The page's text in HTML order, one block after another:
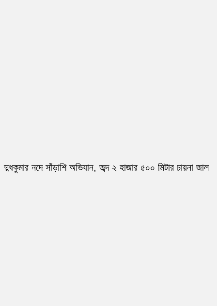
দুধকুমার নদে সাঁড়াশি অভিযান, জব্দ ২ হাজার ৫০০ মিটার চায়না জাল